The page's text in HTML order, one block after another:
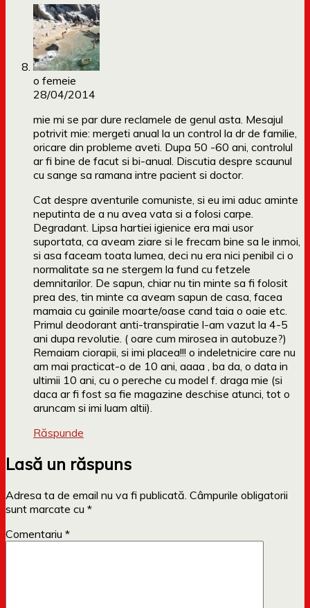
o femeie
28/04/2014
mie mi se par dure reclamele de genul asta. Mesajul
potrivit mie: mergeti anual la un control la dr de familie,
oricare din probleme aveti. Dupa 50 -60 ani, controlul
ar fi bine de facut si bi-anual. Discutia despre scaunul
cu sange sa ramana intre pacient si doctor.
Cat despre aventurile comuniste, si eu imi aduc aminte
neputinta de a nu avea vata si a folosi carpe.
Degradant. Lipsa hartiei igienice era mai usor
suportata, ca aveam ziare si le frecam bine sa le inmoi,
si asa faceam toata lumea, deci nu era nici penibil ci o
normalitate sa ne stergem la fund cu fetzele
demnitarilor. De sapun, chiar nu tin minte sa fi folosit
prea des, tin minte ca aveam sapun de casa, facea
mamaia cu gainile moarte/oase cand taia o oaie etc.
Primul deodorant anti-transpiratie l-am vazut la 4-5
ani dupa revolutie. ( oare cum mirosea in autobuze?)
Remaiam ciorapii, si imi placea!!! o indeletnicire care nu
am mai practicat-o de 10 ani, aaaa , ba da, o data in
ultimii 10 ani, cu o pereche cu model f. draga mie (si
daca ar fi fost sa fie magazine deschise atunci, tot o
aruncam si imi luam altii).
Răspunde
Lasă un răspuns
Adresa ta de email nu va fi publicată. Câmpurile obligatorii
sunt marcate cu *
Comentariu *